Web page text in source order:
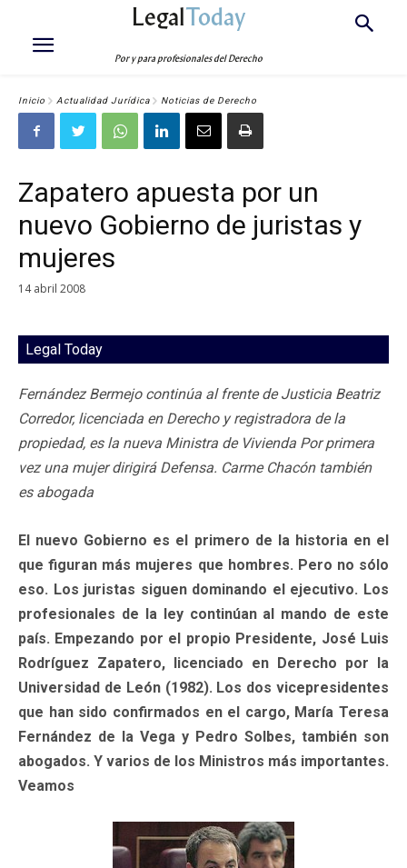
LegalToday
Por y para profesionales del Derecho
Inicio Actualidad Jurídica Noticias de Derecho
Zapatero apuesta por un
nuevo Gobierno de juristas y
mujeres
14 abril 2008
Legal Today
Fernández Bermejo continúa al frente de Justicia Beatriz
Corredor, licenciada en Derecho y registradora de la
propiedad, es la nueva Ministra de Vivienda Por primera
vez una mujer dirigirá Defensa. Carme Chacón también
es abogada
El nuevo Gobierno es el primero de la historia en el
que figuran más mujeres que hombres. Pero no sólo
eso. Los juristas siguen dominando el ejecutivo. Los
profesionales de la ley continúan al mando de este
país. Empezando por el propio Presidente, José Luis
Rodríguez Zapatero, licenciado en Derecho por la
Universidad de León (1982). Los dos vicepresidentes
que han sido confirmados en el cargo, María Teresa
Fernández de la Vega y Pedro Solbes, también son
abogados. Y varios de los Ministros más importantes.
Veamos